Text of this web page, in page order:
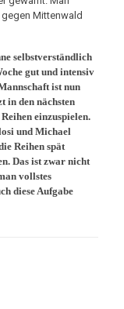
Mittenwald
selbstverständlich
gut und intensiv
ist nun
in den nächsten
einzuspielen.
und Michael
Reihen spät
Das ist zwar nicht
vollstes
diese Aufgabe